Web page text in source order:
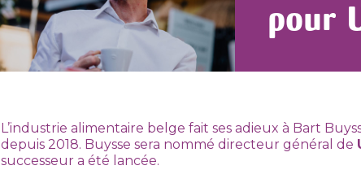
pour
L’industrie alimentaire belge fait ses adieux à Bart
depuis 2018. Buysse sera nommé directeur général de
successeur a été lancée.